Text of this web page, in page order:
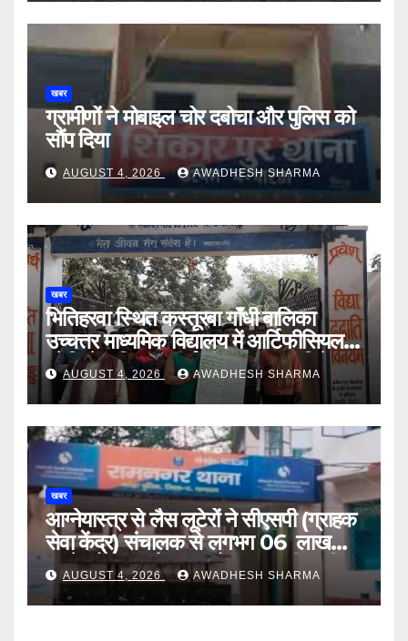
खबर
ग्रामीणों ने मोबाइल चोर दबोचा और पुलिस को
सौंप दिया
AUGUST 4, 2026 AWADHESH SHARMA
खबर
भितिहरवा स्थित कस्तूरबा गाँधी बालिका
उच्चत्तर माध्यमिक विद्यालय में आर्टिफीसियल
इंटेलिजेंस शिक्षण कार्य शीघ्र प्रारंभ : दिनेश
यादव
AUGUST 4, 2026 AWADHESH SHARMA
खबर
आग्नेयास्त्र से लैस लूटेरों ने सीएसपी (ग्राहक
सेवा केंद्र) संचालक से लगभग 06 लाख
रुपये, लैपटॉप, मोबाइल और बाइक की चाबी
लूटा
AUGUST 4, 2026 AWADHESH SHARMA